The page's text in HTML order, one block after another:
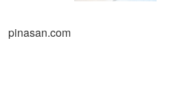
pinasan.com